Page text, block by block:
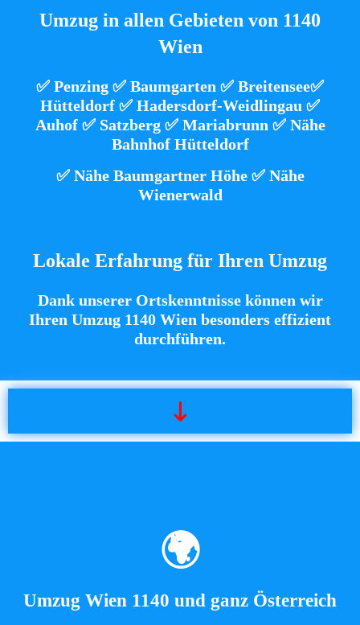
Umzug in allen Gebieten von 1140
Wien
✅ Penzing ✅ Baumgarten ✅ Breitensee✅
Hütteldorf ✅ Hadersdorf-Weidlingau ✅
Auhof ✅ Satzberg ✅ Mariabrunn ✅ Nähe
Bahnhof Hütteldorf
✅ Nähe Baumgartner Höhe ✅ Nähe
Wienerwald
Lokale Erfahrung für Ihren Umzug
Dank unserer Ortskenntnisse können wir
Ihren Umzug 1140 Wien besonders effizient
durchführen.
🌍
Umzug Wien 1140 und ganz Österreich